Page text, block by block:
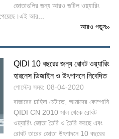
জোতাগুলির জন্য আরও জটিল ওয়্যারিং
আর...
আরও পড়ুন»
QIDI 10 বছরের জন্য রোবট ওয়্যারিং
হারনেস ডিজাইন ও উৎপাদনে নিবেদিত
পোস্টের সময়: 08-04-2020
বাজারের চাহিদা মেটাতে, আমাদের কোম্পানি
QIDI CN 2010 সাল থেকে রোবট
ওয়্যারিং জোতা তৈরি ও তৈরি করছে এবং
রোবট তারের জোতা উৎপাদনে 10 বছরের